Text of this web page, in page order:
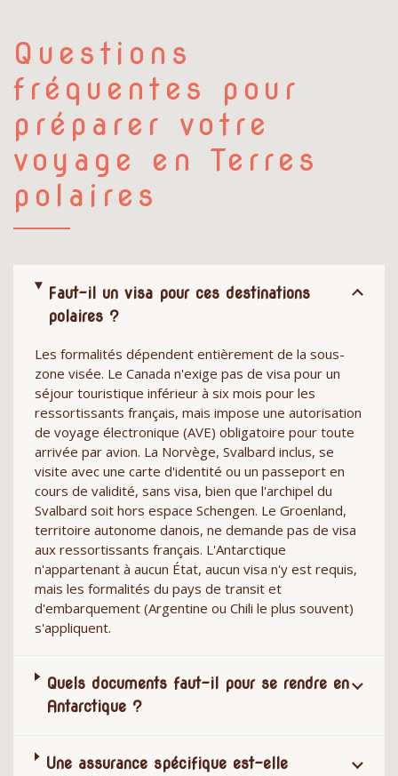
Questions
fréquentes pour
préparer votre
voyage en Terres
polaires
Faut-il un visa pour ces destinations
polaires ?
Les formalités dépendent entièrement de la sous-
zone visée. Le Canada n'exige pas de visa pour un
séjour touristique inférieur à six mois pour les
ressortissants français, mais impose une autorisation
de voyage électronique (AVE) obligatoire pour toute
arrivée par avion. La Norvège, Svalbard inclus, se
visite avec une carte d'identité ou un passeport en
cours de validité, sans visa, bien que l'archipel du
Svalbard soit hors espace Schengen. Le Groenland,
territoire autonome danois, ne demande pas de visa
aux ressortissants français. L'Antarctique
n'appartenant à aucun État, aucun visa n'y est requis,
mais les formalités du pays de transit et
d'embarquement (Argentine ou Chili le plus souvent)
s'appliquent.
Quels documents faut-il pour se rendre en
Antarctique ?
Une assurance spécifique est-elle